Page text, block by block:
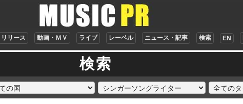
リリース 動画・ＭＶ ライブ レーベル ニュース・記事 検索 EN
検索